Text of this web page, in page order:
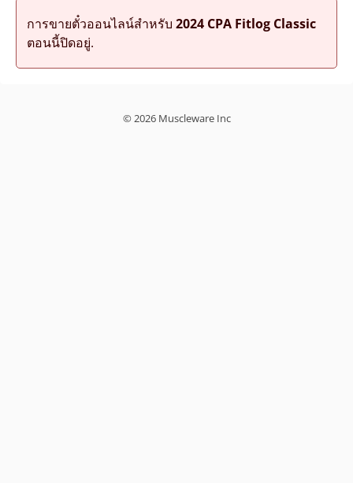
การขายตั๋วออนไลน์สำหรับ 2024 CPA Fitlog Classic
ตอนนี้ปิดอยู่.
© 2026 Muscleware Inc